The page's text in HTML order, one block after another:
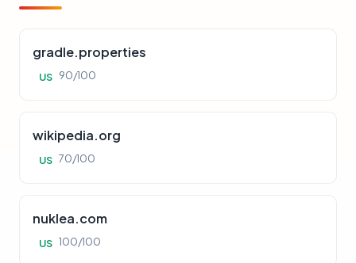
gradle.properties
US 90/100
wikipedia.org
US 70/100
nuklea.com
US 100/100